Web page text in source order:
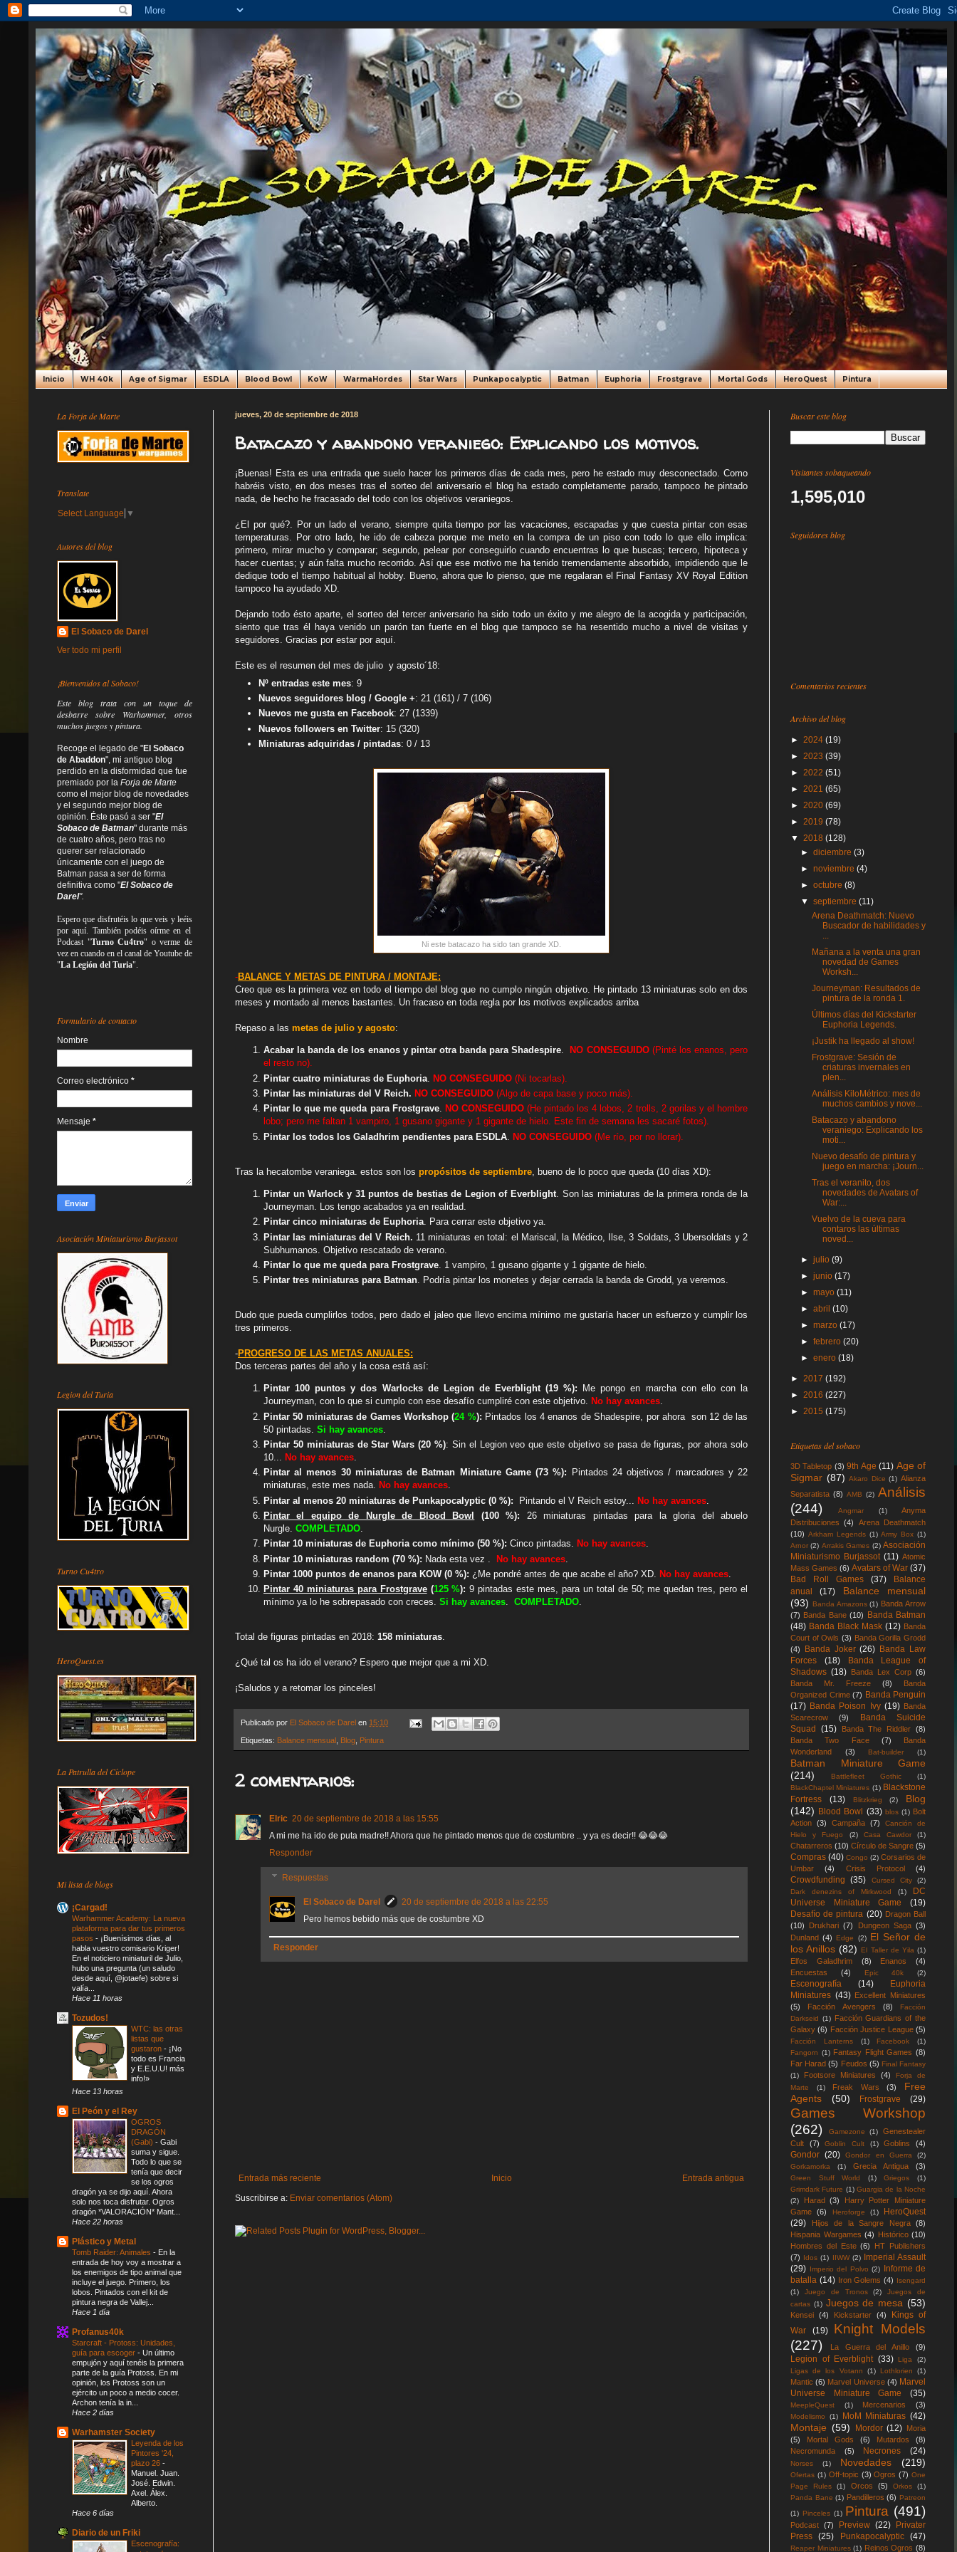
Inicio WH 40k Age of Sigmar ESDLA Blood Bowl KoW WarmaHordes Star Wars Punkapocalyptic Batman Euphoria Frostgrave Mortal Gods HeroQuest Pintura
jueves, 20 de septiembre de 2018
Batacazo y abandono veraniego: Explicando los motivos.
¡Buenas! Esta es una entrada que suelo hacer los primeros días de cada mes, pero he estado muy desconectado. Como
habréis visto, en dos meses tras el sorteo del aniversario el blog ha estado completamente parado, tampoco he pintado
nada, de hecho he fracasado del todo con los objetivos veraniegos.
¿El por qué?. Por un lado el verano, siempre quita tiempo por las vacaciones, escapadas y que cuesta pintar con esas
temperaturas. Por otro lado, he ido de cabeza porque me meto en la compra de un piso con todo lo que ello implica:
primero, mirar mucho y comparar; segundo, pelear por conseguirlo cuando encuentras lo que buscas; tercero, hipoteca y
hacer cuentas; y aún falta mucho recorrido. Así que ese motivo me ha tenido tremendamente absorbido, impidiendo que le
dedique todo el tiempo habitual al hobby. Bueno, ahora que lo pienso, que me regalaran el Final Fantasy XV Royal Edition
tampoco ha ayudado XD.
Dejando todo ésto aparte, el sorteo del tercer aniversario ha sido todo un éxito y me alegro de la acogida y participación,
siento que tras él haya venido un parón tan fuerte en el blog que tampoco se ha resentido mucho a nivel de visitas y
seguidores. Gracias por estar por aquí.
Este es el resumen del mes de julio y agosto´18:
Nº entradas este mes: 9
Nuevos seguidores blog / Google +: 21 (161) / 7 (106)
Nuevos me gusta en Facebook: 27 (1339)
Nuevos followers en Twitter: 15 (320)
Miniaturas adquiridas / pintadas: 0 / 13
Ni este batacazo ha sido tan grande XD.
-BALANCE Y METAS DE PINTURA / MONTAJE:
Creo que es la primera vez en todo el tiempo del blog que no cumplo ningún objetivo. He pintado 13 miniaturas solo en dos
meses y montado al menos bastantes. Un fracaso en toda regla por los motivos explicados arriba
Repaso a las metas de julio y agosto:
Acabar la banda de los enanos y pintar otra banda para Shadespire. NO CONSEGUIDO(Pinté los enanos, pero
el resto no).
Pintar cuatro miniaturas de Euphoria NO CONSEGUIDO (Ni tocarlas).
Pintar las miniaturas del V Reich. NO CONSEGUIDO (Algo de capa base y poco más).
Pintar lo que me queda para Frostgrave. NO CONSEGUIDO(He pintado los4 lobos, 2 trolls, 2 gorilas y el hombre
lobo; pero me faltan 1 vampiro, 1 gusano gigante y 1 gigante de hielo. Este fin de semana les sacaré fotos).
Pintar los todos los Galadhrim pendientes para ESDLA NO CONSEGUIDO (Me río, por no llorar).
Tras la hecatombe veraniega. estos son los propósitos de septiembre , bueno de lo poco que queda (10 días XD):
Pintar un Warlock y 31 puntos de bestias de Legion of Everblight . Son las miniaturas de la primera ronda de la
Journeyman. Los tengo acabados ya en realidad.
Pintar cinco miniaturas de Euphoria. Para cerrar este objetivo ya.
Pintar las miniaturas del V Reich. 11 miniaturas en total: el Mariscal, la Médico, Ilse, 3 Soldats, 3 Ubersoldats y 2
Subhumanos. Objetivo rescatado de verano.
Pintar lo que me queda para Frostgrave . 1 vampiro, 1 gusano gigante y 1 gigante de hielo.
Pintar tres miniaturas para Batman. Podría pintar los monetes y dejar cerrada la banda de Grodd, ya veremos.
Dudo que pueda cumplirlos todos, pero dado el jaleo que llevo encima mínimo me gustaría hacer un esfuerzo y cumplir los
tres primeros.
-PROGRESO DE LAS METAS ANUALES:
Dos terceras partes del año y la cosa está así:
Pintar 100 puntos y dos Warlocks de Legion de Everblight (19 %): Me pongo en marcha con ello con la
Journeyman, con lo que si cumplo con ese desafío cumpliré con este objetivo. No hay avances.
Pintar 50 miniaturas de Games Workshop (24 %): Pintados los 4 enanos de Shadespire, por ahora son 12 de las
50 pintadas. Si hay avances
Pintar 50 miniaturas de Star Wars (20 %): Sin el Legion veo que este objetivo se pasa de figuras, por ahora solo
10... No hay avances.
Pintar al menos 30 miniaturas de Batman Miniature Game (73 %):
Pintados 24 objetivos / marcadores y 22
miniaturas, este mes nada. No hay avances.
Pintar al menos 20 miniaturas de Punkapocalyptic (0 %):
Pintando el V Reich estoy... No hay avances
Pintar el equipo de Nurgle de Blood Bowl
(100 %): 26 miniaturas pintadas para la gloria del abuelo
Nurgle. COMPLETADO
Pintar 10 miniaturas de Euphoria como mínimo (50 %): Cinco pintadas. No hay avances.
Pintar 10 miniaturas random (70 %): Nada esta vez . No hay avances
Pintar 1000 puntos de enanos para KOW (0 %): ¿Me pondré antes de que acabe el año? XD. No hay avances
Pintar 40 miniaturas para Frostgrave (125%): 9 pintadas este mes, para un total de 50; me quedan tres, pero el
mínimo ya lo he sobrepasado con creces. Si hay avances. COMPLETADO.
Total de figuras pintadas en 2018: 158 miniaturas.
¿Qué tal os ha ido el verano? Espero que mejor que a mi XD.
¡Saludos y a retomar los pinceles!
Publicado por El Sobaco de Darel en 15:10
Etiquetas: Balance mensual Blog Pintura
2 comentarios:
Elric 20 de septiembre de 2018 a las 15:55
A mi me ha ido de puta madre!! Ahora que he pintado menos que de costumbre .. y ya es decir!! 😂😂😂
Responder
Respuestas
El Sobaco de Darel
20 de septiembre de 2018 a las 22:55
Pero hemos bebido más que de costumbre XD
Responder
Entrada más reciente Entrada antigua
Inicio
Suscribirse a: Enviar comentarios (Atom)
La Forja de Marte
Translate
Select Language ▼
Autores del blog
El Sobaco de Darel
Ver todo mi perfil
¡Bienvenidos al Sobaco!
Este blog trata con un toque de
desbarre sobre Warhammer, otros
muchos juegos y pintura.
Recoge el legado de "El Sobaco
de Abaddon", mi antiguo blog
perdido en la disformidad que fue
premiado por la Forja de Marte
como el mejor blog de novedades
y el segundo mejor blog de
opinión. Éste pasó a ser "El
Sobaco de Batman" durante más
de cuatro años, pero tras no
querer ser relacionado
únicamente con el juego de
Batman pasa a ser de forma
definitiva como "El Sobaco de
Darel".
Espero que disfrutéis lo queveis yleéis
por aquí. También podéis oírme en el
Podcast "Turno Cu4tro" o verme de
vez en cuando en el canal de Youtube de
"La Legión del Turia".
Formulario de contacto
Nombre
Correo electrónico *
Mensaje *
Asociación Miniaturismo Burjassot
Legion del Turia
Turno Cu4tro
HeroQuest.es
La Patrulla del Cíclope
Mi lista de blogs
¡Cargad!
Warhammer Academy: La nueva
plataforma para dar tus primeros
pasos - ¡Buenísimos días, al
habla vuestro comisario Kriger!
En el noticiero miniaturil de Julio,
hubo una pregunta (un saludo
desde aquí, @jotaefe) sobre si
valía...
Hace 11 horas
Tozudos!
WTC: las otras
listas que
gustaron - ¡No
todo es Francia
y E.E.U.U! más
info!»
Hace 13 horas
El Peón y el Rey
OGROS
DRAGÓN
(Gabi) - Gabi
suma y sigue.
Todo lo que se
tenía que decir
se los ogros
dragón ya se dijo aquí. Ahora
solo nos toca disfrutar. Ogros
dragón *VALORACIÓN* Mant...
Hace 22 horas
Plástico y Metal
Tomb Raider: Animales - En la
entrada de hoy voy a mostrar a
los enemigos de tipo animal que
incluye el juego. Primero, los
lobos. Pintados con el kit de
pintura negra de Vallej...
Hace 1 día
Profanus40k
Starcraft - Protoss: Unidades,
guía para escoger - Un último
empujón y aquí tenéis la primera
parte de la guía Protoss. En mi
opinión, los Protoss son un
ejército un poco a medio cocer.
Archon tenía la in...
Hace 2 días
Warhamster Society
Leyenda de los
Pintores '24,
plazo 26 -
Manuel. Juan.
José. Edwin.
Axel. Álex.
Alberto.
Hace 6 días
Diario de un Friki
Escenografía:
Buscar este blog
Visitantes sobaqueando
1,595,010
Seguidores blog
Comentarios recientes
Archivo del blog
► 2024 (19)
► 2023 (39)
► 2022 (51)
► 2021 (65)
► 2020 (69)
► 2019 (78)
▼ 2018 (128)
►diciembre(3)
►noviembre(4)
►octubre(8)
▼septiembre(11)
Arena Deathmatch: Nuevo
Buscador de habilidades y
...
Mañana a la venta una gran
novedad de Games
Worksh...
Journeyman: Resultados de
pintura de la ronda 1.
Últimos días del Kickstarter
Euphoria Legends.
¡Justik ha llegado al show!
Frostgrave: Sesión de
criaturas invernales en
plen...
Análisis KiloMétrico: mes de
muchos cambios y nove...
Batacazo y abandono
veraniego: Explicando los
moti...
Nuevo desafío de pintura y
juego en marcha: ¡Journ...
Tras el veranito, dos
novedades de Avatars of
War:...
Vuelvo de la cueva para
contaros las últimas
noved...
►julio(9)
►junio(17)
►mayo(11)
►abril(10)
►marzo(17)
►febrero(20)
►enero(18)
► 2017 (192)
► 2016 (227)
► 2015 (175)
Etiquetas del sobaco
3D Tabletop (3) 9th Age (11) Age of
Sigmar (87) Akaro Dice (1) Alianza
Separatista (8) AMB (2) Análisis
(244)
Angmar (1)
Anyma
Distribuciones
(4)
Arena Deathmatch
(10) Arkham Legends (1) Army Box (1)
Arnor (2) Arrakis Games (2) Asociación
Miniaturismo Burjassot (11) Atomic
Mass Games (6) Avatars of War (37)
Bad Roll Games
(37)
Balance
anual
(17)
Balance mensual
(93)
Banda Amazons (1) Banda Arrow
(7) Banda Bane (10)
Banda Batman
(48) Banda Black Mask (12) Banda
Court of Owls (3) Banda Gorilla Grodd
(4)
Banda Joker (26) Banda Law
Forces
(18)
Banda League of
Shadows (18) Banda Lex Corp (6)
Banda Mr. Freeze
(8)
Banda
Organized Crime (7) Banda Penguin
(17) Banda Poison Ivy (19) Banda
Scarecrow
(9)
Banda Suicide
Squad
(15) Banda The Riddler (8)
Banda Two Face
(7)
Banda
Wonderland
(3) Bat-builder (1)
Batman Miniature Game
(214)
Battlefleet Gothic
(1)
BlackChaptel Miniatures (1) Blackstone
Fortress
(13) Blitzkrieg (2)
Blog
(142) Blood Bowl (33) blos (1) Bolt
Action (3) Campaña (7)
Canción de
Hielo y Fuego
(2) Casa Cawdor (1)
Chatarreros (10) Círculo de Sangre (5)
Compras (40) Congo (2) Corsarios de
Umbar
(4) Crisis Protocol (4)
Crowdfunding (35) Cursed City
(2)
Dark denezins of Mirkwood
(1)
DC
Universe Miniature Game
(19)
Desafío de pintura (20) Dragon Ball
(10)
Drukhari (7) Dungeon Saga (3)
Dunland (4) Edge (2) El Señor de
los Anillos (82) El Taller de Yila (1)
Elfos Galadhrim (8) Enanos
(4)
Encuestas
(4) Epic 40k (2)
Escenografía (14)
Euphoria
Miniatures (43) Excellent Miniatures
(5)
Facción Avengers (8)
Facción
Darkseid (1) Facción Guardians of the
Galaxy (6) Facción Justice League (5)
Facción Lanterns (1) Facebook
(1)
Fangorn (1) Fantasy Flight Games (8)
Far Harad (5) Feudos (5) Final Fantasy
(1)
Footsore Miniatures (4)
Forja de
Marte
(1) Freak Wars (3)
Free
Agents
(50) Frostgrave (29)
Games Workshop
(262)
Gamezone (1)
Genestealer
Cult
(7) Goblin Cult (1) Goblins (4)
Gondor (20) Gondor en Guerra
(2)
Gorkamorka
(1) Grecia Antigua (3)
Green Stuff World (1) Griegos
(1)
Grimdark Future (1) Guargia de la Noche
(2)
Harad (3)
Harry Potter Miniature
Game
(6) Heroforge (1)
HeroQuest
(29)
Hijos de la Sangre Negra
(8)
Hispania Wargames (4) Histórico (10)
Hombres del Este (6)
HT Publishers
(7) Idos (1) IIWW (2)
Imperial Assault
(29) Imperio del Polvo (2)
Informe de
batalla (14) Iron Golems (4) Isengard
(1)
Juego de Tronos (2)
Juegos de
cartas (1) Juegos de mesa (53)
Kensei (4) Kickstarter (4)
Kings of
War
(19)
Knight Models
(227)
La Guerra del Anillo (9)
Legion of Everblight (33) Liga
(2)
Ligas de los Votann
(1) Lothlorien (1)
Mantic (6) Marvel Universe (4) Marvel
Universe Miniature Game
(35)
MeepleQuest (1) Mercenarios (3)
Modelismo (1) MoM Miniaturas (42)
Montaje (59) Mordor (12) Moria
(5)
Mortal Gods (6) Mutardos
(8)
Necromunda
(5) Necrones (24)
Norses (1) Novedades (219)
Ofertas (1) Off-topic (3) Ogros (7) One
Page Rules
(1) Orcos (5) Orkos
(1)
Panda Bane (1) Pandilleros (6) Patreon
(1) Pinceles (1) Pintura (491)
Podcast (7) Preview (22)
Privater
Press (25) Punkapocalyptic (47)
Reaper Miniatures (1) Reinos Ogros (8)